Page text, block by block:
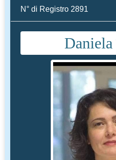
N° di Registro 2891